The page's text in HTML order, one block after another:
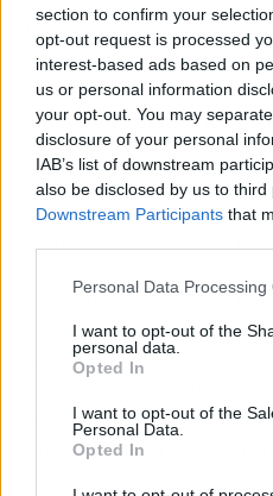
section to confirm your
opt-out request is processed
interest-based ads based on
us or personal information
your opt-out. You may
disclosure of your personal
IAB’s list of downstream
also be disclosed by us to third
Downstream Participants that
Personal Data Processing
I want to opt-out of the
personal data.
Opted In
I want to opt-out of the
Personal Data.
Opted In
La jornada ha contado
inspiradora de Zafer
el premio Goldman
labor de expansión de
Protegidas por la costa
su proyecto de
la costa de Gökova
“La conservación
no solo aumentar la
también su tamaño, lo
pescadores de la zona,
muchas mujeres”, ha